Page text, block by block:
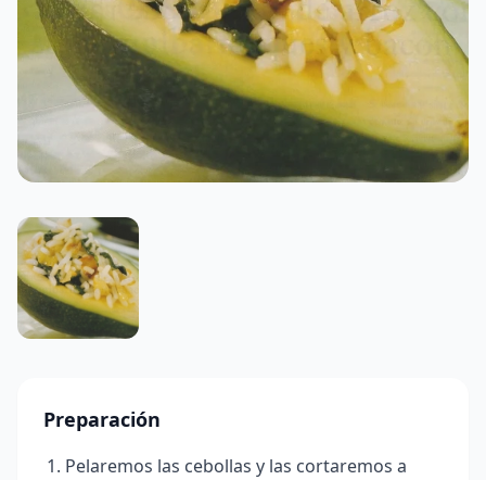
Preparación
Pelaremos las cebollas y las cortaremos a